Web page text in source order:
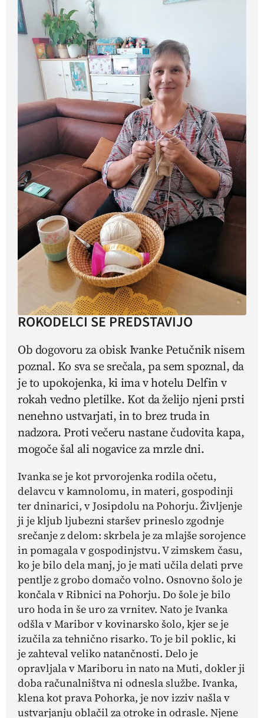
ROKODELCI SE PREDSTAVIJO
Ob dogovoru za obisk Ivanke Petučnik nisem
poznal. Ko sva se srečala, pa sem spoznal, da
je to upokojenka, ki ima v hotelu Delfin v
rokah vedno pletilke. Kot da želijo njeni prsti
nenehno ustvarjati, in to brez truda in
nadzora. Proti večeru nastane čudovita kapa,
mogoče šal ali nogavice za mrzle dni.
Ivanka se je kot prvorojenka rodila očetu,
delavcu v kamnolomu, in materi, gospodinji
ter dninarici, v Josipdolu na Pohorju. Življenje
ji je kljub ljubezni staršev prineslo zgodnje
srečanje z delom: skrbela je za mlajše sorojence
in pomagala v gospodinjstvu. V zimskem času,
ko je bilo dela manj, jo je mati učila delati prve
pentlje z grobo domačo volno. Osnovno šolo je
končala v Ribnici na Pohorju. Do šole je bilo
uro hoda in še uro za vrnitev. Nato je Ivanka
odšla v Maribor v kovinarsko šolo, kjer se je
izučila za tehnično risarko. To je bil poklic, ki
je zahteval veliko natančnosti. Delo je
opravljala v Mariboru in nato na Muti, dokler ji
doba računalništva ni odnesla službe. Ivanka,
klena kot prava Pohorka, je nov izziv našla v
ustvarjanju oblačil za otroke in odrasle. Njene